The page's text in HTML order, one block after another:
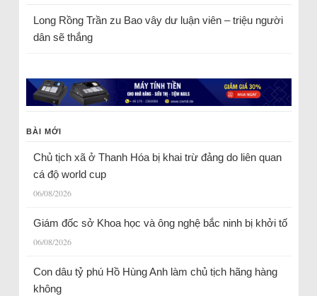
Long Rồng Trầnzu Bao vây dư luận viên – triệu người
dân sẽ thắng
BÀI MỚI
Chủ tịch xã ở Thanh Hóa bị khai trừ đảng do liên quan
cá độ world cup
06/08/2026
Giám đốc sở Khoa học và ông nghệ bắc ninh bị khởi tố
06/08/2026
Con dâu tỷ phú Hồ Hùng Anh làm chủ tịch hãng hàng
không